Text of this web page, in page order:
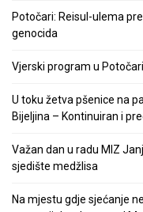
Potočari: Reisul-ulema
genocida
Vjerski program u
U toku žetva pšenice na
Bijeljina – Kontinuiran i
Važan dan u radu MIZ
sjedište medžlisa
Na mjestu gdje sjećanje